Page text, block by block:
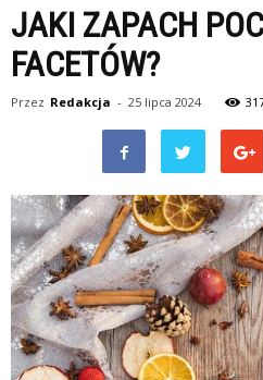
JAKI ZAPACH
FACETÓW?
Przez Redakcja - 25 lipca 2024